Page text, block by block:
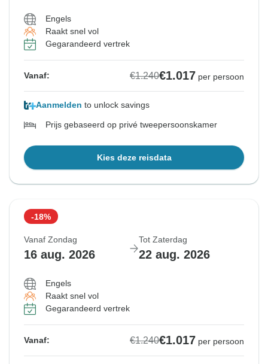
Engels
Raakt snel vol
Gegarandeerd vertrek
Vanaf: €1.240€1.017 per persoon
Aanmelden to unlock savings
Prijs gebaseerd op privé tweepersoonskamer
Kies deze reisdata
-18%
Vanaf Zondag
16 aug. 2026
Tot Zaterdag
22 aug. 2026
Engels
Raakt snel vol
Gegarandeerd vertrek
Vanaf: €1.240€1.017 per persoon